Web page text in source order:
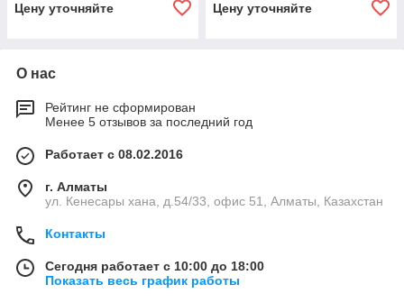
Цену уточняйте Цену уточняйте
О нас
Рейтинг не сформирован
Менее 5 отзывов за последний год
Работает с 08.02.2016
г. Алматы
ул. Кенесары хана, д.54/33, офис 51, Алматы, Казахстан
Контакты
Сегодня работает с 10:00 до 18:00
Показать весь график работы